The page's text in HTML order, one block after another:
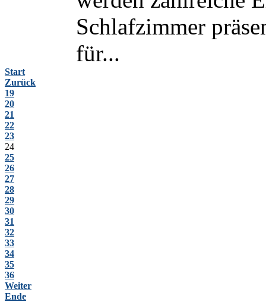
Schlafzimmer
für...
Start
Zurück
19
20
21
22
23
24
25
26
27
28
29
30
31
32
33
34
35
36
Weiter
Ende